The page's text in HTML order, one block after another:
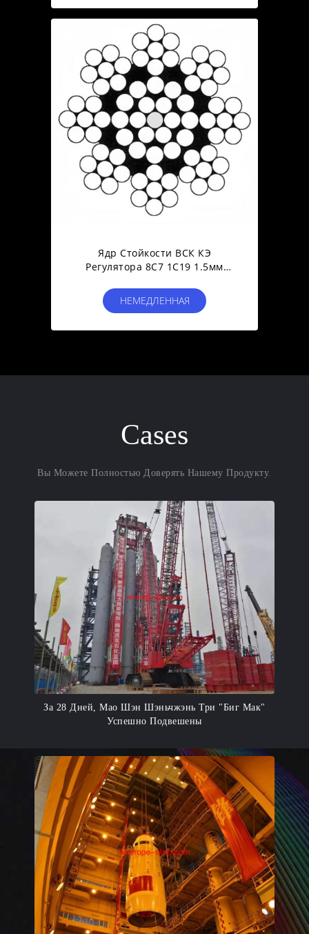
Ядр Стойкости ВСК КЭ
Регулятора 8С7 1С19 1.5мм
Управления Сс
НЕМЕДЛЕННАЯ
Cases
Вы Можете Полностью Доверять Нашему Продукту.
За 28 Дней, Мао Шэн Шэньчжэнь Три "Биг Мак"
Успешно Подвешены